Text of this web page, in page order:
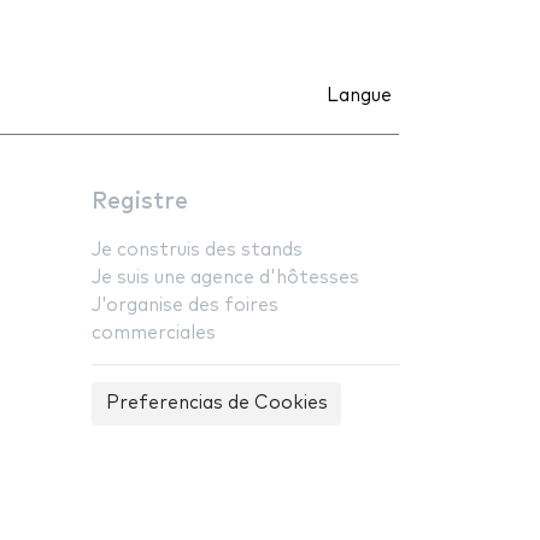
Langue
Registre
Je construis des stands
Je suis une agence d'hôtesses
J'organise des foires
commerciales
Preferencias de Cookies